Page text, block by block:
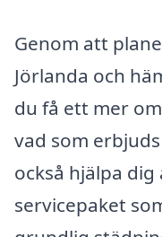
Genom att
Jörlanda och
du få ett mer
vad som
också hjälpa
servicepaket